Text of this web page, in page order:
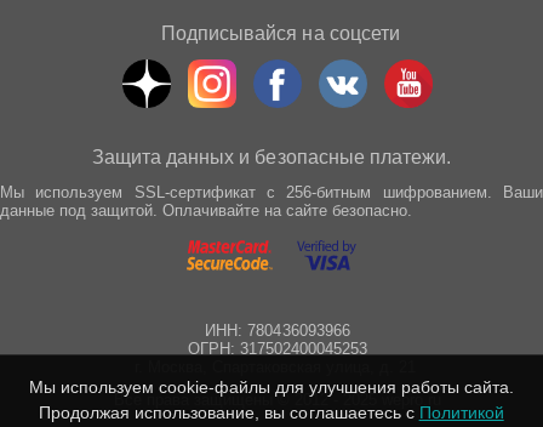
Подписывайся на соцсети
Защита данных и безопасные платежи.
Мы используем SSL-сертификат с 256-битным шифрованием. Ваши
данные под защитой. Оплачивайте на сайте безопасно.
ИНН: 780436093966
ОГРН: 317502400045253
Все права защищены © 2012 - 2025 wepro.ru
Мы используем cookie-файлы для улучшения работы сайта.
Продолжая использование, вы соглашаетесь с Политикой